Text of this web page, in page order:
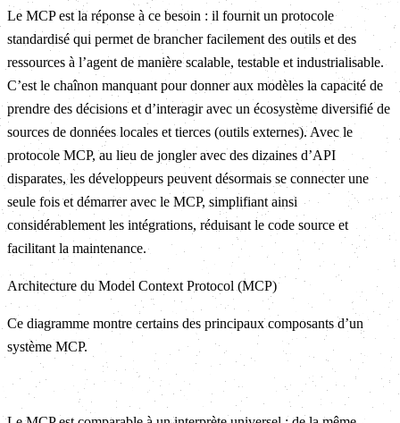
Le MCP est la réponse à ce besoin : il fournit un protocole
standardisé qui permet de brancher facilement des outils et des
ressources à l’agent de manière scalable, testable et industrialisable.
C’est le chaînon manquant pour donner aux modèles la capacité de
prendre des décisions et d’interagir avec un écosystème diversifié de
sources de données locales et tierces (outils externes). Avec le
protocole MCP, au lieu de jongler avec des dizaines d’API
disparates, les développeurs peuvent désormais se connecter une
seule fois et démarrer avec le MCP, simplifiant ainsi
considérablement les intégrations, réduisant le code source et
facilitant la maintenance.
Architecture du Model Context Protocol (MCP)
Ce diagramme montre certains des principaux composants d’un
système MCP.